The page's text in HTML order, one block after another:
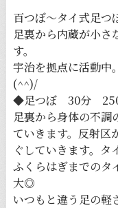
百つぼ〜タイ式足つ
足裏から内蔵が小さ
す。
宇治を拠点に活動中
(^^)/
◆足つぼ 30分
足裏から身体の不調
ていきます。反射区
ぐしていきます。タ
ふくらはぎまでのタ
大◎
いつもと違う足の軽